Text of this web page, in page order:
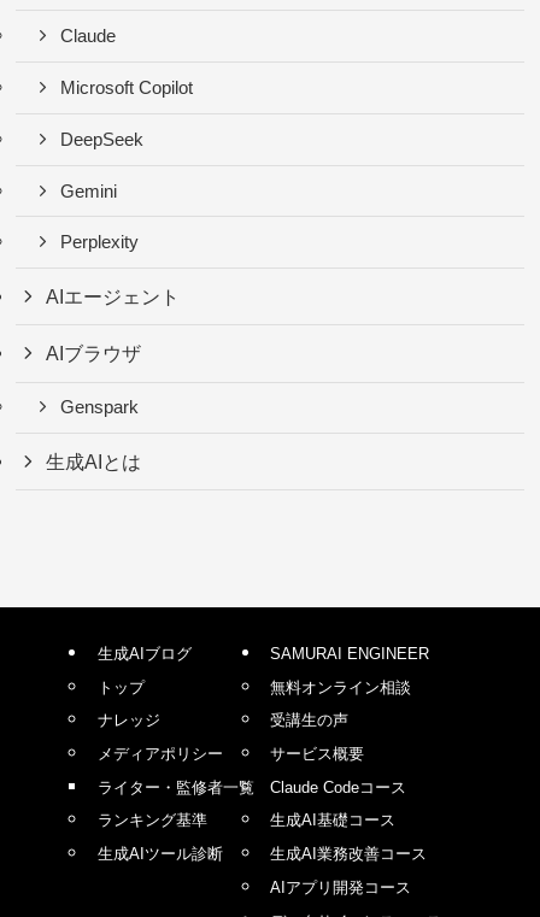
Claude
Microsoft Copilot
DeepSeek
Gemini
Perplexity
AIエージェント
AIブラウザ
Genspark
生成AIとは
生成AIブログ
トップ
ナレッジ
メディアポリシー
ライター・監修者一覧
ランキング基準
生成AIツール診断
SAMURAI ENGINEER
無料オンライン相談
受講生の声
サービス概要
Claude Codeコース
生成AI基礎コース
生成AI業務改善コース
AIアプリ開発コース